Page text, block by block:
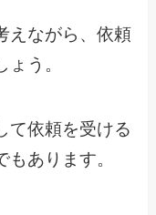
えながら、依頼
う。
て依頼を受ける
あります。